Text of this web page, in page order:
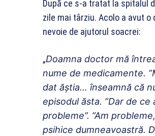
După ce s-a tratat la spitalul
zile mai târziu. Acolo a avut
nevoie de ajutorul soacrei:
„Doamna doctor mă
nume de medicamente.
dat ăștia… înseamnă că
episodul ăsta. ”Dar de
probleme”. ”Am
psihice dumneavoastră.